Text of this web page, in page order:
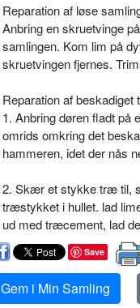
Reparation af løse
Anbring en skruetvinge
samlingen. Kom lim på
skruetvingen fjernes.
Reparation af
1. Anbring døren fladt
omrids omkring det
hammeren, idet der nås
2. Skær et stykke træ til,
træstykket i hullet. lad
ud med træcement, lad
Save
Gem i Min Samling